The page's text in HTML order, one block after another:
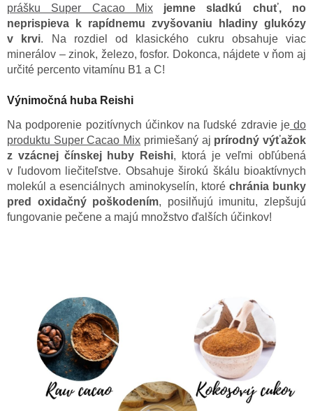
prášku Super Cacao Mixjemne sladkú chuť, no
neprispieva k rapídnemu zvyšovaniu hladiny glukózy
v krvi. Na rozdiel od klasického cukru obsahuje viac
minerálov – zinok, železo, fosfor. Dokonca, nájdete v ňom aj
určité percento vitamínu B1 a C!
Výnimočná huba Reishi
Na podporenie pozitívnych účinkov na ľudské zdravie jedo
produktu Super Cacao Mix primiešaný aj prírodný výťažok
z vzácnej čínskej huby Reishi, ktorá je veľmi obľúbená
v ľudovom liečiteľstve. Obsahuje širokú škálu bioaktívnych
molekúl a esenciálnych aminokyselín, ktoré chránia bunky
pred oxidačný poškodením, posilňujú imunitu, zlepšujú
fungovanie pečene a majú množstvo ďalších účinkov!